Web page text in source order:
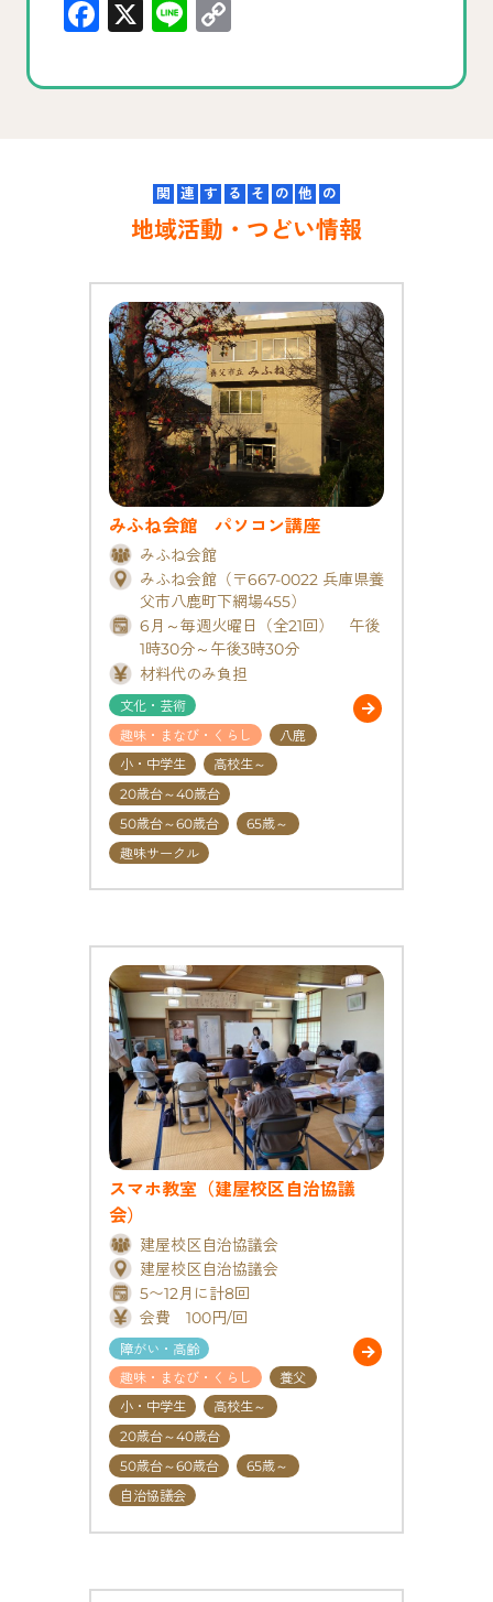
F
c
X
Li
e p
n
k
関 連 す る そ の 他 の
地域活動・つどい情報
みふね会館 パソコン講座
みふね会館
みふね会館（〒667-0022 兵庫県養
父市八鹿町下網場455）
6月～毎週火曜日（全21回） 午後
1時30分～午後3時30分
材料代のみ負担
文化・芸術
趣味・まなび・くらし
八鹿
小・中学生
高校生～
20歳台～40歳台
50歳台～60歳台
65歳～
趣味サークル
スマホ教室（建屋校区自治協議
会）
建屋校区自治協議会
建屋校区自治協議会
5〜12月に計8回
会費 100円/回
障がい・高齢
趣味・まなび・くらし
養父
小・中学生
高校生～
20歳台～40歳台
50歳台～60歳台
65歳～
自治協議会